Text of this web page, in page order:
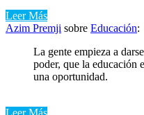
Leer Más
Azim Premji sobre Educación:
La gente empieza a
poder, que la educación
una oportunidad.
Leer Más